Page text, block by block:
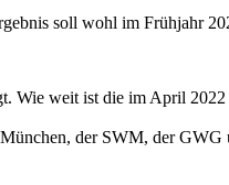
soll wohl im Frühjahr
Wie weit ist die im April
der SWM, der